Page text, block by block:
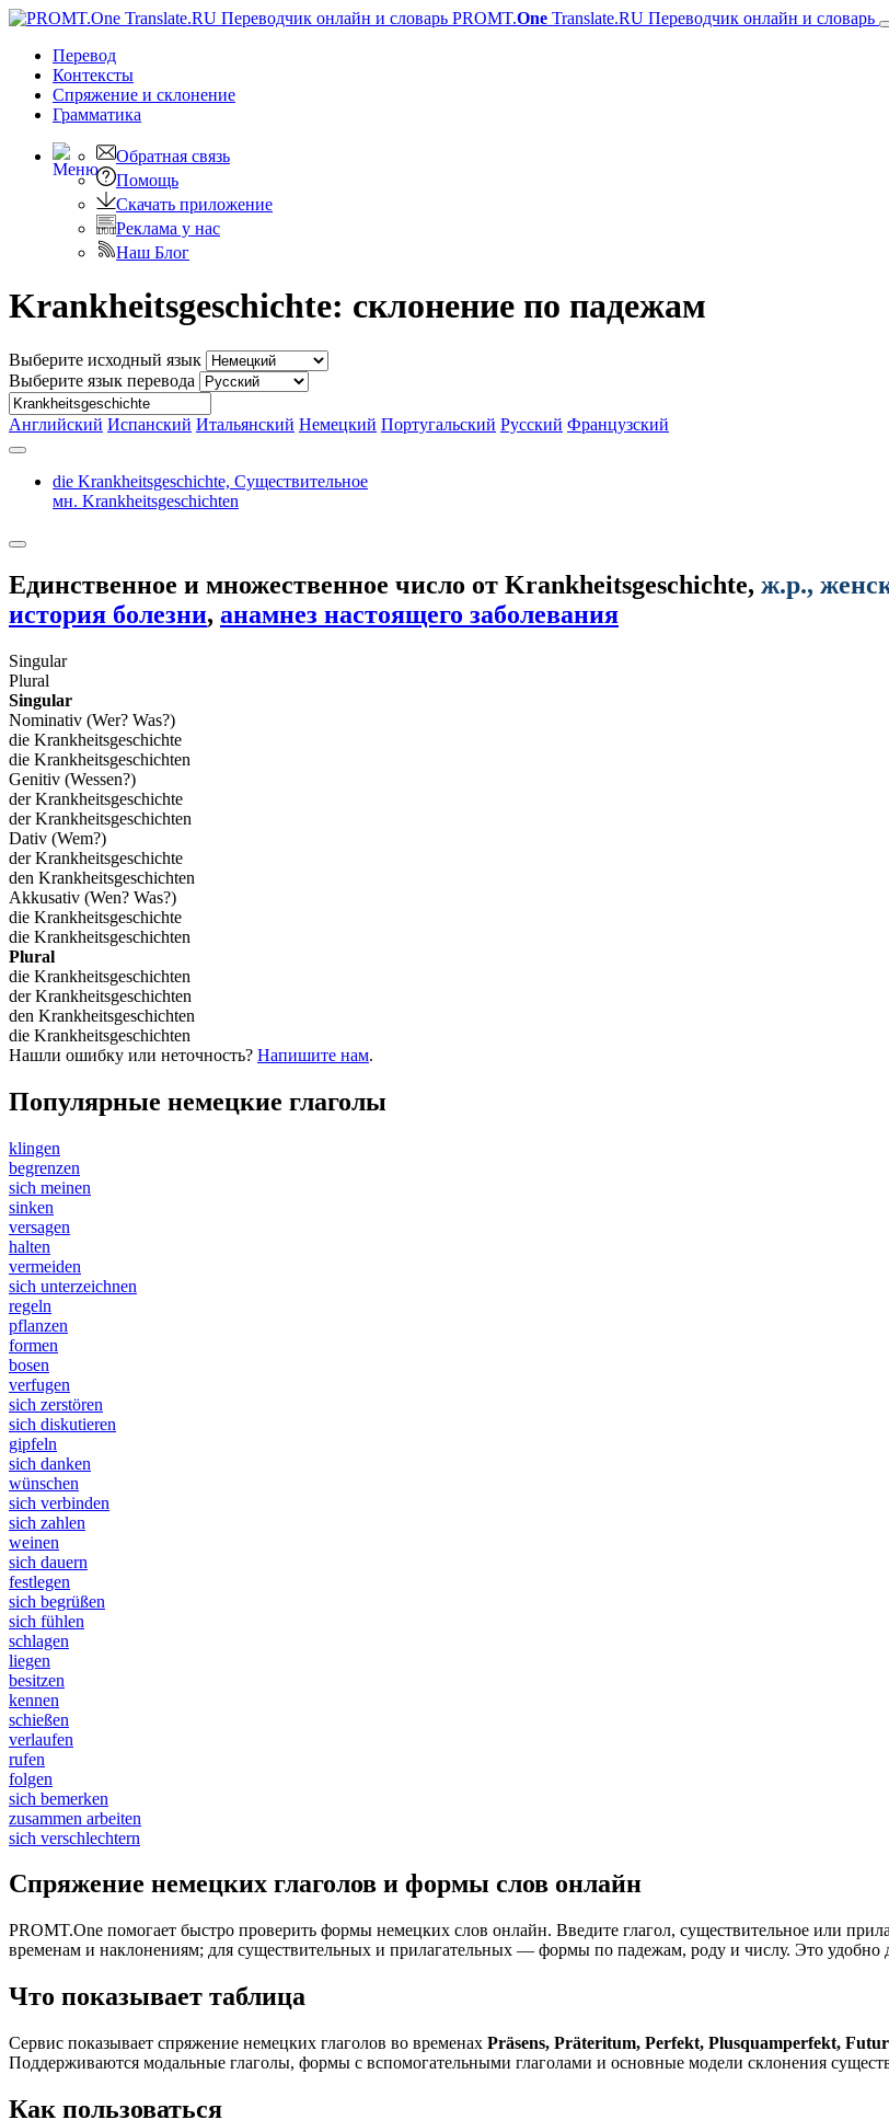
PROMT.One Translate.RU Переводчик онлайн и словарь
Перевод
Контексты
Спряжение и склонение
Грамматика
Обратная связь
Помощь
Скачать приложение
Реклама у нас
Наш Блог
Krankheitsgeschichte: склонение по падежам
Выберите исходный язык
Выберите язык перевода
Английский Испанский Итальянский Немецкий Португальский Русский Французский
die Krankheitsgeschichte, Существительное
мн. Krankheitsgeschichten
Единственное и множественное число от Krankheitsgeschichte, ж.р.,
история болезни, анамнез настоящего заболевания
Singular
Plural
Singular
Nominativ (Wer? Was?)
die Krankheitsgeschichte
die Krankheitsgeschichten
Genitiv (Wessen?)
der Krankheitsgeschichte
der Krankheitsgeschichten
Dativ (Wem?)
der Krankheitsgeschichte
den Krankheitsgeschichten
Akkusativ (Wen? Was?)
die Krankheitsgeschichte
die Krankheitsgeschichten
Plural
die Krankheitsgeschichten
der Krankheitsgeschichten
den Krankheitsgeschichten
die Krankheitsgeschichten
Нашли ошибку или неточность? Напишите нам.
Популярные немецкие глаголы
klingen
begrenzen
sich meinen
sinken
versagen
halten
vermeiden
sich unterzeichnen
regeln
pflanzen
formen
bosen
verfugen
sich zerstören
sich diskutieren
gipfeln
sich danken
wünschen
sich verbinden
sich zahlen
weinen
sich dauern
festlegen
sich begrüßen
sich fühlen
schlagen
liegen
besitzen
kennen
schießen
verlaufen
rufen
folgen
sich bemerken
zusammen arbeiten
sich verschlechtern
Спряжение немецких глаголов и формы слов онлайн
PROMT.One помогает быстро проверить формы немецких слов онлайн. Введите глагол, существительное или
временам и наклонениям; для существительных и прилагательных — формы по падежам, роду и числу. Это удобно
Что показывает таблица
Сервис показывает спряжение немецких глаголов во временах Präsens, Präteritum, Perfekt, Plusquamperfekt,
Поддерживаются модальные глаголы, формы с вспомогательными глаголами и основные модели склонения
Как пользоваться